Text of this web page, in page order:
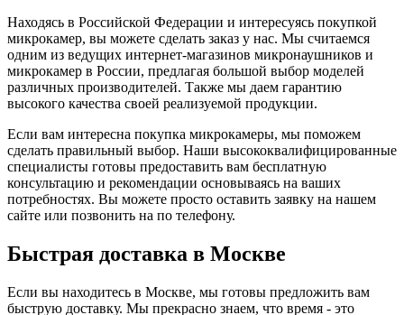
Находясь в Российской Федерации и интересуясь покупкой
микрокамер, вы можете сделать заказ у нас. Мы считаемся
одним из ведущих интернет-магазинов микронаушников и
микрокамер в России, предлагая большой выбор моделей
различных производителей. Также мы даем гарантию
высокого качества своей реализуемой продукции.
Если вам интересна покупка микрокамеры, мы поможем
сделать правильный выбор. Наши высококвалифицированные
специалисты готовы предоставить вам бесплатную
консультацию и рекомендации основываясь на ваших
потребностях. Вы можете просто оставить заявку на нашем
сайте или позвонить на по телефону.
Быстрая доставка в Москве
Если вы находитесь в Москве, мы готовы предложить вам
быструю доставку. Мы прекрасно знаем, что время - это